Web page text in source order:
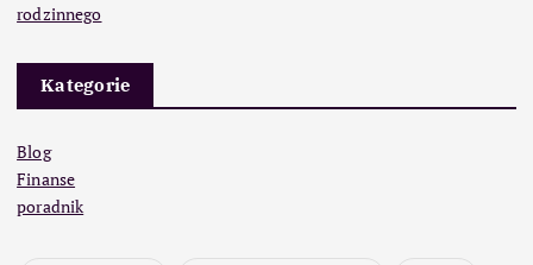
rodzinnego
Kategorie
Blog
Finanse
poradnik